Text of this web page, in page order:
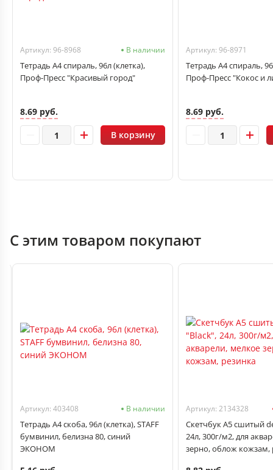
Артикул: 96-8968 В наличии
Тетрадь А4 спираль, 96л (клетка),
Проф-Пресс "Красивый город"
8.69 руб.
В корзину
Артикул: 96-8971
Тетрадь А4 спираль,
Проф-Пресс "Кокос и
8.69 руб.
С этим товаром покупают
Артикул: 403408 В наличии
Тетрадь А4 скоба, 96л (клетка), STAFF
бумвинил, белизна 80, синий
ЭКОНОМ
Артикул: 2134328
Скетчбук А5 сшитый
24л, 300г/м2, для
зерно, облож кожзам,